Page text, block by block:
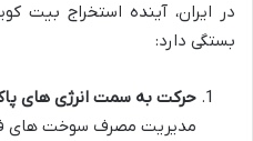
در ایران، آینده استخراج
بستگی دارد:
حرکت به سمت انرژی های
مدیریت مصرف سوخت های